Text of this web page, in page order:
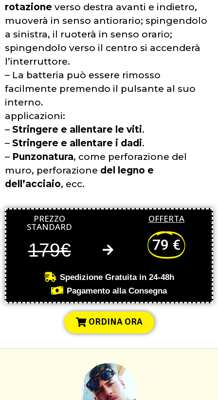
rotazione verso destra avanti e indietro,
muoverà in senso antiorario; spingendolo
a sinistra, il ruoterà in senso orario;
spingendolo verso il centro si accenderà
l’interruttore.
– La batteria può essere rimosso
facilmente premendo il pulsante al suo
interno.
applicazioni:
– Stringere e allentare le viti.
– Stringere e allentare i dadi.
– Punzonatura, come perforazione del
muro, perforazione del legno e
dell’acciaio, ecc.
PREZZO
STANDARD
179€
OFFERTA
79 €
Spedizione Gratuita in 24-48h
Pagamento alla Consegna
ORDINA ORA